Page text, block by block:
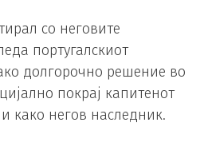
со неговите
португалскиот
долгорочно решение во
покрај капитенот
како негов наследник.